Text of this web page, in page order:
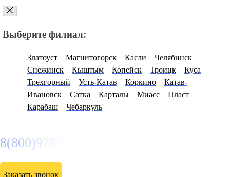
Выберите филиал:
Златоуст Магнитогорск Касли
Челябинск
Снежинск
Кыштым Копейск Троицк
Куса
Трехгорный
Усть-Катав Коркино
Катав-
Ивановск
Сатка Карталы Миасс
Пласт
Карабаш
Чебаркуль
8(800)9797043
Заказать звонок